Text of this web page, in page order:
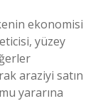
ekonomisi
yüzey
araziyi satın
yararına